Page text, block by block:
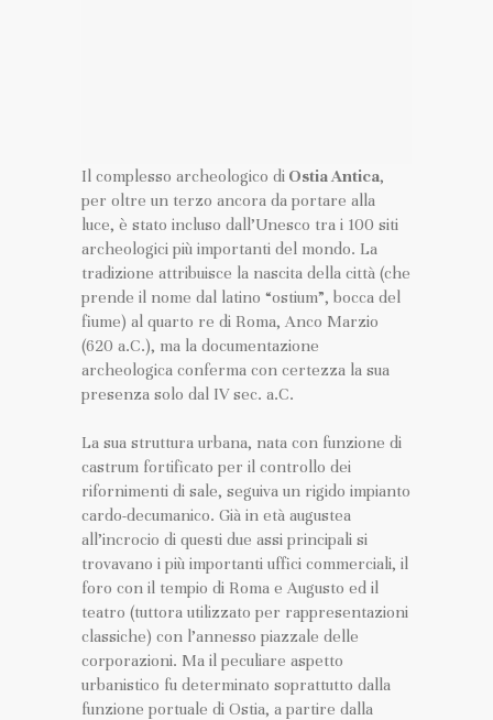
Il complesso archeologico di Ostia Antica,
per oltre un terzo ancora da portare alla
luce, è stato incluso dall’Unesco tra i 100 siti
archeologici più importanti del mondo. La
tradizione attribuisce la nascita della città (che
prende il nome dal latino “ostium”, bocca del
fiume) al quarto re di Roma, Anco Marzio
(620 a.C.), ma la documentazione
archeologica conferma con certezza la sua
presenza solo dal IV sec. a.C.
La sua struttura urbana, nata con funzione di
castrum fortificato per il controllo dei
rifornimenti di sale, seguiva un rigido impianto
cardo-decumanico. Già in età augustea
all’incrocio di questi due assi principali si
trovavano i più importanti uffici commerciali, il
foro con il tempio di Roma e Augusto ed il
teatro (tuttora utilizzato per rappresentazioni
classiche) con l’annesso piazzale delle
corporazioni. Ma il peculiare aspetto
urbanistico fu determinato soprattutto dalla
funzione portuale di Ostia, a partire dalla